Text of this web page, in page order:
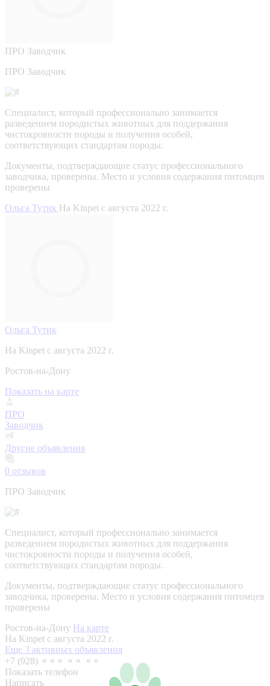
ПРО Заводчик
ПРО Заводчик
Специалист, который профессионально занимается
разведением породистых животных для поддержания
чистокровности породы и получения особей,
соответствующих стандартам породы.
Документы, подтверждающие статус профессионального
заводчика, проверены. Место и условия содержания питомцев
проверены
Ольга Тутик На Kinpet c августа 2022 г.
Ольга Тутик
На Kinpet c августа 2022 г.
Ростов-на-Дону
Показать на карте
ПРО
Заводчик
Другие объявления
0 отзывов
ПРО Заводчик
Специалист, который профессионально занимается
разведением породистых животных для поддержания
чистокровности породы и получения особей,
соответствующих стандартам породы.
Документы, подтверждающие статус профессионального
заводчика, проверены. Место и условия содержания питомцев
проверены
Ростов-на-Дону На карте
На Kinpet c августа 2022 г.
Еще 3 активных объявления
+7 (928) ⚬⚬⚬ ⚬⚬ ⚬⚬
Показать телефон
Написать